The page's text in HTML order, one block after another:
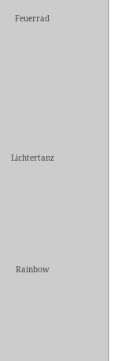
Feuerrad
Lichtertanz
Rainbow